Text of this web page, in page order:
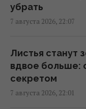
Суд продлил
проблемах со
20:39 пятница, 07
РФ поставила
убрать
7 августа 2026, 22:07
Листья станут
вдвое больше:
секретом
7 августа 2026, 22:01